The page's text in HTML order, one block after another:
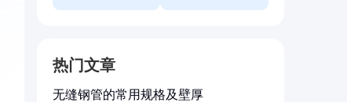
热门文章
无缝钢管的常用规格及壁厚